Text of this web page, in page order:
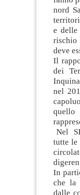
nord
e delle
rischio
deve
Il
dei
nel
Nel
tutte le
In
che la
dalle